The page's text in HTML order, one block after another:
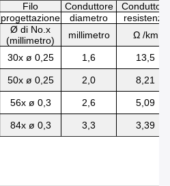
Filo Conduttore
Conduttore
progettazione diametro
resistenza
Ø di No.x
(millimetro)
millimetro
Ω /km
30x ø 0,25 1,6
13,5
50x ø 0,25 2,0
8,21
56x ø 0,3 2,6
5,09
84x ø 0,3 3,3 3,39